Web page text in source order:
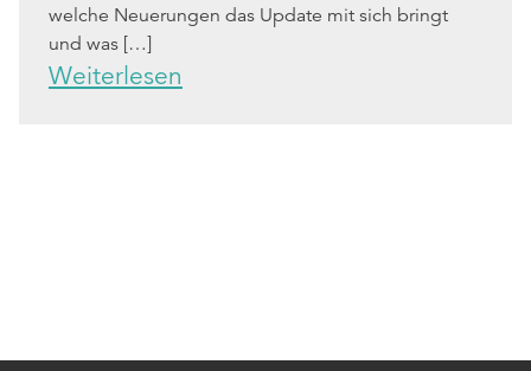
welche Neuerungen das Update mit sich bringt
und was […]
Weiterlesen